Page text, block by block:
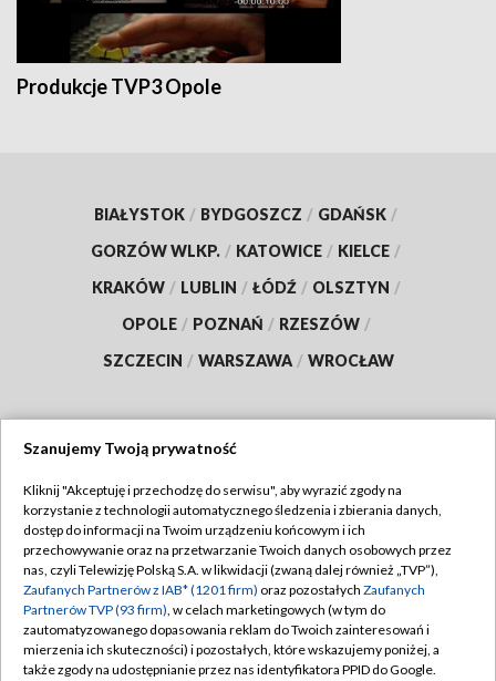
Produkcje TVP3 Opole
BIAŁYSTOK / BYDGOSZCZ / GDAŃSK /
GORZÓW WLKP. / KATOWICE / KIELCE /
KRAKÓW / LUBLIN / ŁÓDŹ / OLSZTYN /
OPOLE / POZNAŃ / RZESZÓW /
SZCZECIN / WARSZAWA / WROCŁAW
TVP
Abonament TVP
Emisja w TVP
Centrum informacji TVP
Naziemna Telewizja Cyfrowa
Regulamin TVP
Polityka prywatności
Moje zgody
Pomoc
Szanujemy Twoją prywatność
Kliknij "Akceptuję i przechodzę do serwisu", aby wyrazić zgody na
korzystanie z technologii automatycznego śledzenia i zbierania danych,
dostęp do informacji na Twoim urządzeniu końcowym i ich
przechowywanie oraz na przetwarzanie Twoich danych osobowych przez
nas, czyli Telewizję Polską S.A. w likwidacji (zwaną dalej również „TVP”),
Zaufanych Partnerów z IAB* (1201 firm) oraz pozostałych Zaufanych
Partnerów TVP (93 firm), w celach marketingowych (w tym do
zautomatyzowanego dopasowania reklam do Twoich zainteresowań i
mierzenia ich skuteczności) i pozostałych, które wskazujemy poniżej, a
także zgody na udostępnianie przez nas identyfikatora PPID do Google.